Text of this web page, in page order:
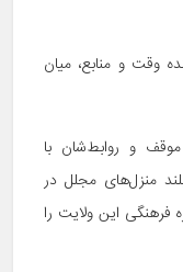
وقت و منابع، میان
موقف و روابط‌شان با
منزل‌های مجلل در
فرهنگی این ولایت را